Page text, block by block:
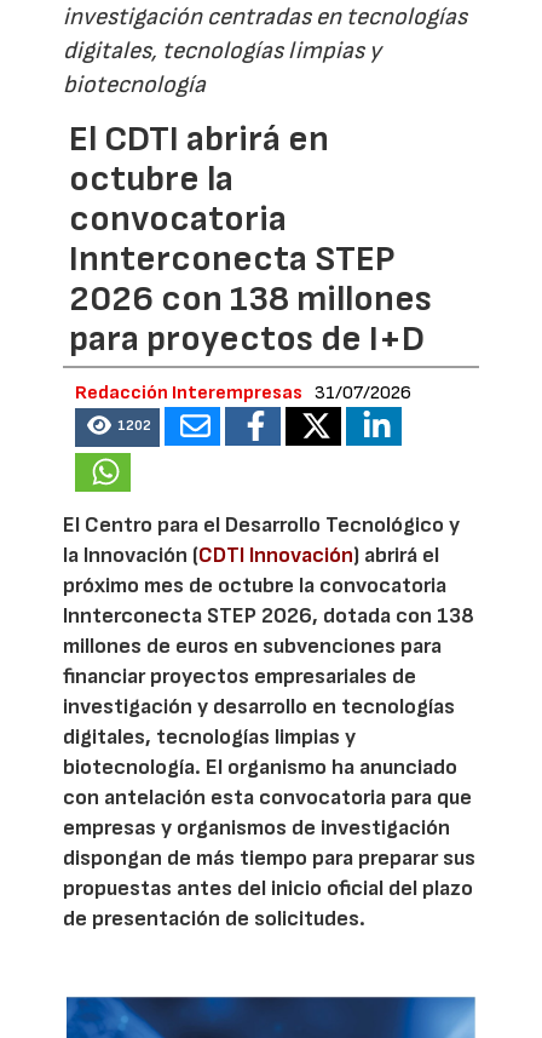
investigación centradas en tecnologías
digitales, tecnologías limpias y
biotecnología
El CDTI abrirá en
octubre la
convocatoria
Innterconecta STEP
2026 con 138 millones
para proyectos de I+D
Redacción Interempresas 31/07/2026
1202
El Centro para el Desarrollo Tecnológico y
la Innovación (CDTI Innovación) abrirá el
próximo mes de octubre la convocatoria
Innterconecta STEP 2026, dotada con 138
millones de euros en subvenciones para
financiar proyectos empresariales de
investigación y desarrollo en tecnologías
digitales, tecnologías limpias y
biotecnología. El organismo ha anunciado
con antelación esta convocatoria para que
empresas y organismos de investigación
dispongan de más tiempo para preparar sus
propuestas antes del inicio oficial del plazo
de presentación de solicitudes.